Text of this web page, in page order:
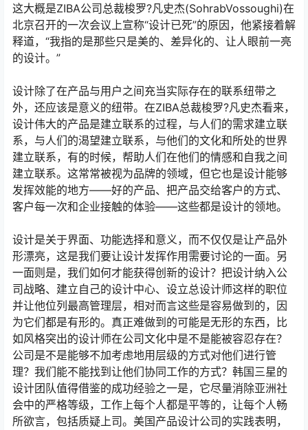
这大概是ZIBA公司总裁梭罗?凡史杰(SohrabVossoughi)在
北京召开的一次会议上宣称“设计已死”的原因，他紧接着解
释道，“我指的是那些只是美的、差异化的、让人眼前一亮
的设计。”
设计除了在产品与用户之间充当实际存在的联系纽带之
外，还应该是意义的纽带。在ZIBA总裁梭罗?凡史杰看来，
设计伟大的产品是建立联系的过程，与人们的需求建立联
系，与人们的渴望建立联系，与他们的文化和所处的世界
建立联系，有的时候，帮助人们在他们的情感和自我之间
建立联系。这常常被视为品牌的领域，但它也是设计能够
发挥效能的地方――好的产品、把产品交给客户的方式、
客户每一次和企业接触的体验――这些都是设计的领地。
设计是关于界面、功能选择和意义，而不仅仅是让产品外
形漂亮，这是我们要让设计发挥作用需要讨论的一面。另
一面则是，我们如何才能获得创新的设计？把设计纳入公
司战略、建立自己的设计中心、设立总设计师这样的职位
并让他位列最高管理层，相对而言这些是容易做到的，因
为它们都是有形的。真正难做到的可能是无形的东西，比
如风格突出的设计师在公司文化中是不是能被容忍存在？
公司是不是能够不加考虑地用层级的方式对他们进行管
理？我们能不能找到让他们协同工作的方式？韩国三星的
设计团队值得借鉴的成功经验之一是，它尽量消除亚洲社
会中的严格等级，工作上每个人都是平等的，让每个人畅
所欲言，包括质疑上司。美国产品设计公司的实践表明，